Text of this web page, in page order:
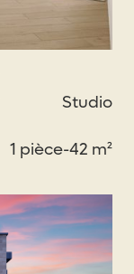
Studio
1 pièce-42 m²